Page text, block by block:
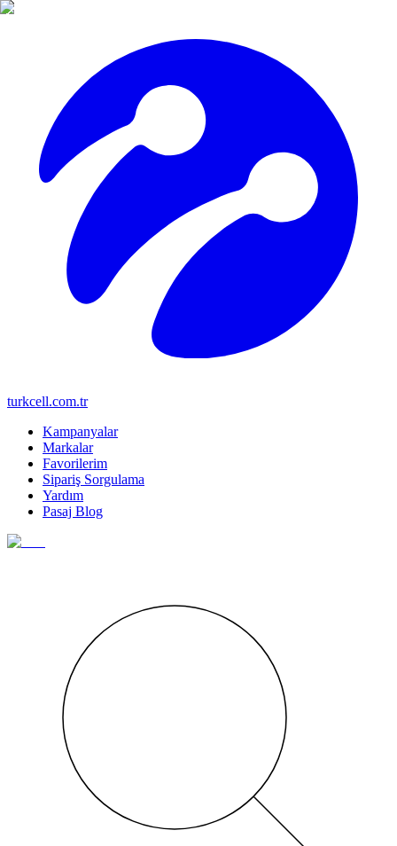
turkcell.com.tr
Kampanyalar
Markalar
Favorilerim
Sipariş Sorgulama
Yardım
Pasaj Blog